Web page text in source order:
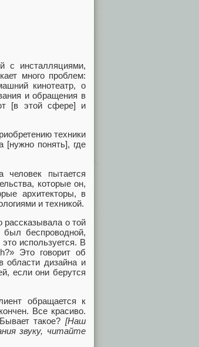
с инсталляциями,
много проблем:
кинотеатр, о
и обращения в
[в этой сфере] и
техники
[нужно понять], где
человек пытается
которые он,
архитекторы, в
и техникой.
рассказывала о той
был беспроводной,
используется. В
Это говорит об
области дизайна и
если они берутся
обращается к
Все красиво.
такое? [Наш
звуку, читайте